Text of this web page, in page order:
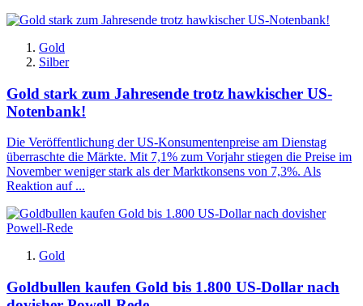
Gold
Silber
Gold stark zum Jahresende trotz hawkischer US-
Notenbank!
Die Veröffentlichung der US-Konsumentenpreise am Dienstag
überraschte die Märkte. Mit 7,1% zum Vorjahr stiegen die Preise im
November weniger stark als der Marktkonsens von 7,3%. Als
Reaktion auf ...
Gold
Goldbullen kaufen Gold bis 1.800 US-Dollar nach